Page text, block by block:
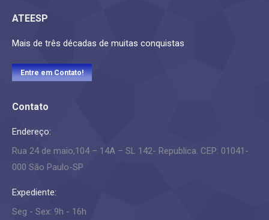
ATEESP
Mais de três décadas de muitas conquistas
Entre em Contato!
Contato
Endereço:
Rua 24 de maio,104 – 14A – SL 142- Republica. CEP: 01041-
000 São Paulo-SP
Expediente:
Seg - Sex: 9h - 16h